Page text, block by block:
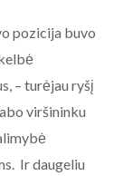
pozicija buvo
– turėjau ryšį
viršininku
Ir daugeliu